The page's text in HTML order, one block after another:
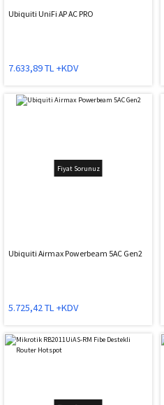
Ubiquiti UniFi AP AC PRO
7.633,89 TL +KDV
Fiyat Sorunuz
Ubiquiti Airmax Powerbeam 5AC Gen2
5.725,42 TL +KDV